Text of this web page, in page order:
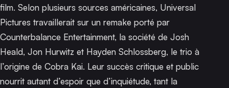
film. Selon plusieurs sources américaines, Universal
Pictures travaillerait sur un remake porté par
Counterbalance Entertainment, la société de Josh
Heald, Jon Hurwitz et Hayden Schlossberg, le trio à
l’origine de Cobra Kai. Leur succès critique et public
nourrit autant d’espoir que d’inquiétude, tant la